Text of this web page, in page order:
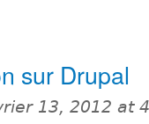
sur Drupal
13, 2012 at